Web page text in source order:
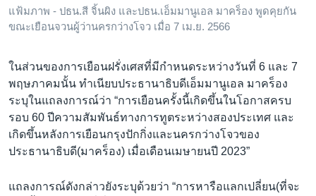
แฟ้มภาพ - ปธน.สี จิ้นผิง และปธน.เอ็มมานูเอล มาคร็อง พูดคุยกัน
ขณะเยือนจวนผู้ว่านครกว่างโจว เมื่อ 7 เม.ย. 2566
ในส่วนของการเยือนฝรั่งเศสที่มีกำหนดระหว่างวันที่ 6 และ 7
พฤษภาคมนั้น ทำเนียบประธานาธิบดีเอ็มมานูเอล มาคร็อง
ระบุในแถลงการณ์ว่า “การเยือนครั้งนี้เกิดขึ้นในโอกาสครบ
รอบ 60 ปีความสัมพันธ์ทางการทูตระหว่างสองประเทศ และ
เกิดขึ้นหลังการเยือนกรุงปักกิ่งและนครกว่างโจวของ
ประธานาธิบดี(มาคร็อง) เมื่อเดือนเมษายนปี 2023”
แถลงการณ์ดังกล่าวยังระบุด้วยว่า “การหารือแลกเปลี่ยน(ที่จะ